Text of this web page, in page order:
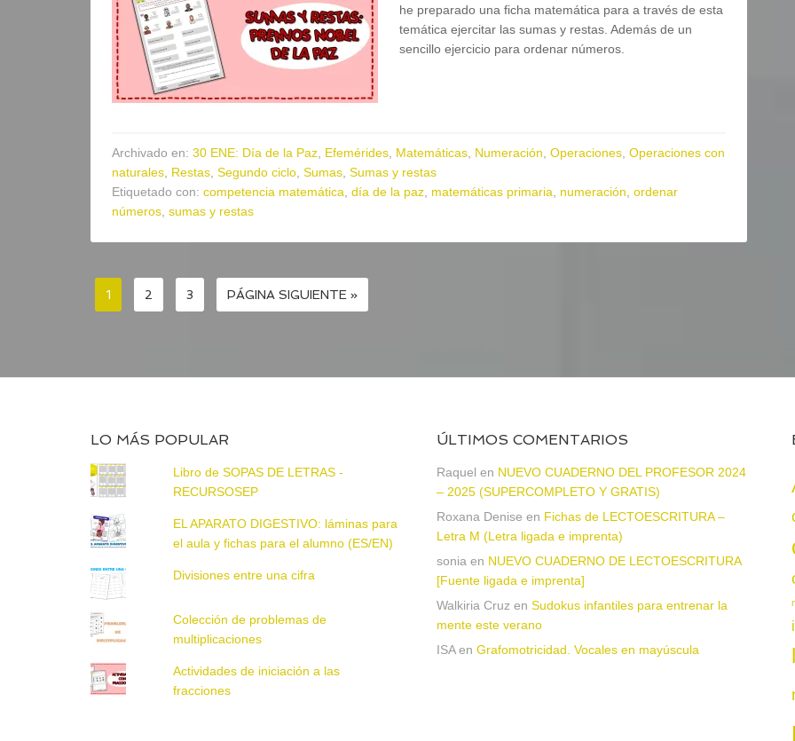
he preparado una ficha matemática para a través de esta
temática ejercitar las sumas y restas. Además de un
sencillo ejercicio para ordenar números.
Archivado en: 30 ENE: Día de la Paz Efemérides Matemáticas Numeración Operaciones Operaciones con
naturales Restas Segundo ciclo Sumas Sumas y restas
Etiquetado con: competencia matemática día de la paz matemáticas primaria numeración ordenar
números sumas y restas
1 2 3 PÁGINA SIGUIENTE »
LO MÁS POPULAR
Libro de SOPAS DE LETRAS -
RECURSOSEP
EL APARATO DIGESTIVO: láminas para
el aula y fichas para el alumno (ES/EN)
Divisiones entre una cifra
Colección de problemas de
multiplicaciones
Actividades de iniciación a las
fracciones
ÚLTIMOS COMENTARIOS
Raquel en NUEVO CUADERNO DEL PROFESOR 2024
– 2025 (SUPERCOMPLETO Y GRATIS)
Roxana Denise en Fichas de LECTOESCRITURA –
Letra M (Letra ligada e imprenta)
sonia en NUEVO CUADERNO DE LECTOESCRITURA
[Fuente ligada e imprenta]
Walkiria Cruz en Sudokus infantiles para entrenar la
mente este verano
ISAen Grafomotricidad. Vocales en mayúscula